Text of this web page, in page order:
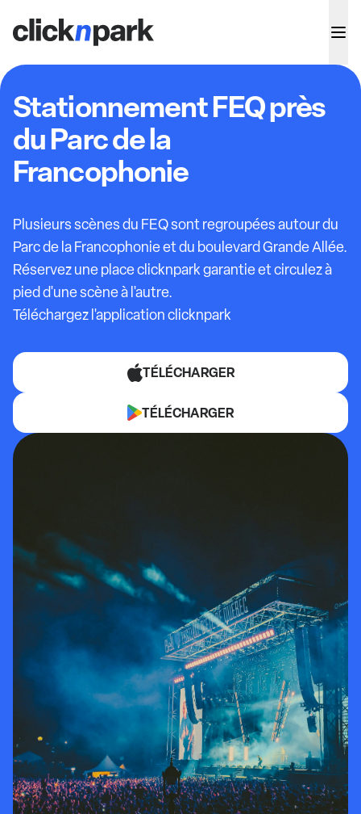
Stationnement FEQ près
du Parc de la
Francophonie
Plusieurs scènes du FEQ sont regroupées autour du
Parc de la Francophonie et du boulevard Grande Allée.
Réservez une place clicknpark garantie et circulez à
pied d'une scène à l'autre.
Téléchargez l'application clicknpark
TÉLÉCHARGER
TÉLÉCHARGER